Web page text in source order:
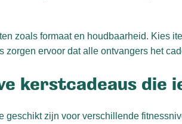
zoals formaat en houdbaarheid. Kies
zorgen ervoor dat alle ontvangers het
kerstcadeaus die
geschikt zijn voor verschillende